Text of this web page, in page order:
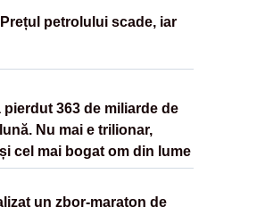
petrolului scade, iar
pierdut 363 de miliarde de
Nu mai e trilionar,
cel mai bogat om din lume
un zbor-maraton de